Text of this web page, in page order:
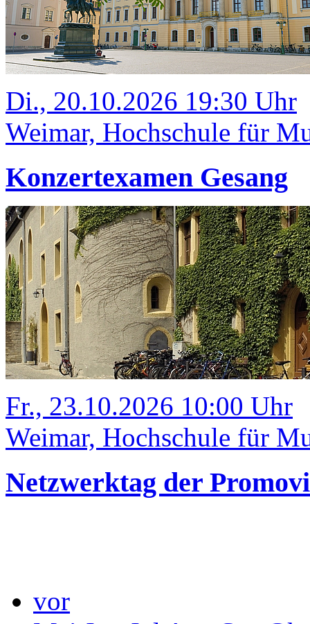
Di., 20.10.2026 19:30 Uhr
Weimar, Hochschule für
Konzertexamen Gesang
Fr., 23.10.2026 10:00 Uhr
Weimar, Hochschule für
Netzwerktag der
vor